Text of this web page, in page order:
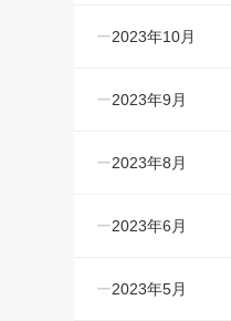
2023年10月
2023年9月
2023年8月
2023年6月
2023年5月